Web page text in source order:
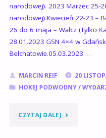
narodowej). 2023 Marzec 25-
narodowej).Kwiecień 22-23 –
26 do 6 maja – Wałcz (Tylko
28.01.2023 GSN 4×4 w
Bełchatowie.05.03.2023 …
MARCIN REIF
20
HOKEJ PODWODNY/
CZYTAJ DALEJ"HOKEJ